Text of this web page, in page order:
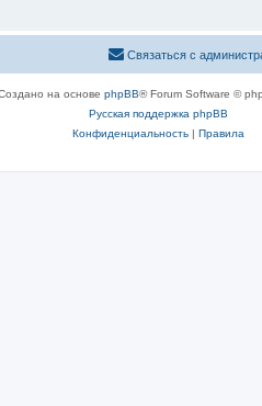
Связаться с
на основе phpBB® Forum Software ©
Русская поддержка phpBB
Конфиденциальность| Правила